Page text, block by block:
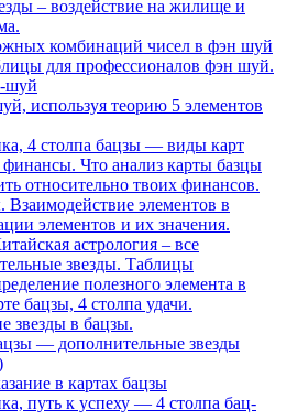
– воздействие на жилище и
комбинаций чисел в фэн шуй
для профессионалов фэн шуй.
шуй
используя теорию 5 элементов
4 столпа бацзы — виды карт
Что анализ карты базцы
относительно твоих финансов.
элементов в
элементов и их значения.
астрология – все
звезды. Таблицы
полезного элемента в
бацзы, 4 столпа удачи.
звезды в бацзы.
— дополнительные звезды
в картах бацзы
путь к успеху — 4 столпа бац-